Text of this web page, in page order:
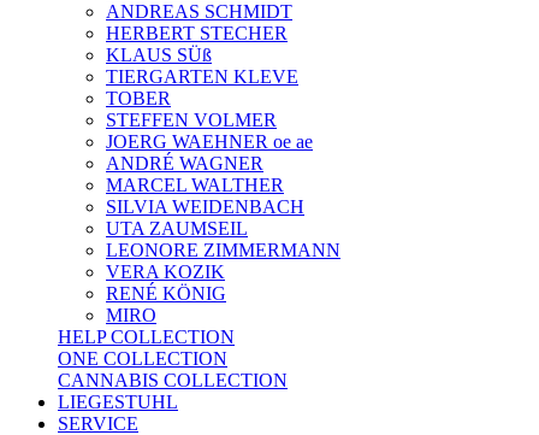
ANDREAS SCHMIDT
HERBERT STECHER
KLAUS SÜß
TIERGARTEN KLEVE
TOBER
STEFFEN VOLMER
JOERG WAEHNER oe ae
ANDRÉ WAGNER
MARCEL WALTHER
SILVIA WEIDENBACH
UTA ZAUMSEIL
LEONORE ZIMMERMANN
VERA KOZIK
RENÉ KÖNIG
MIRO
HELP COLLECTION
ONE COLLECTION
CANNABIS COLLECTION
LIEGESTUHL
SERVICE